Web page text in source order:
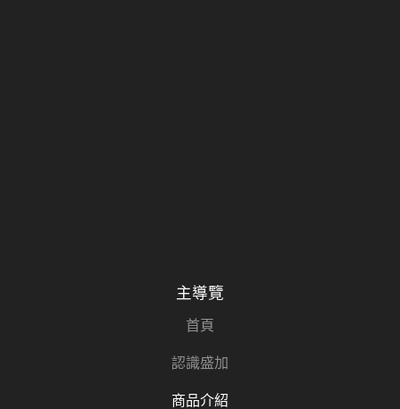
主導覽
首頁
認識盛加
商品介紹